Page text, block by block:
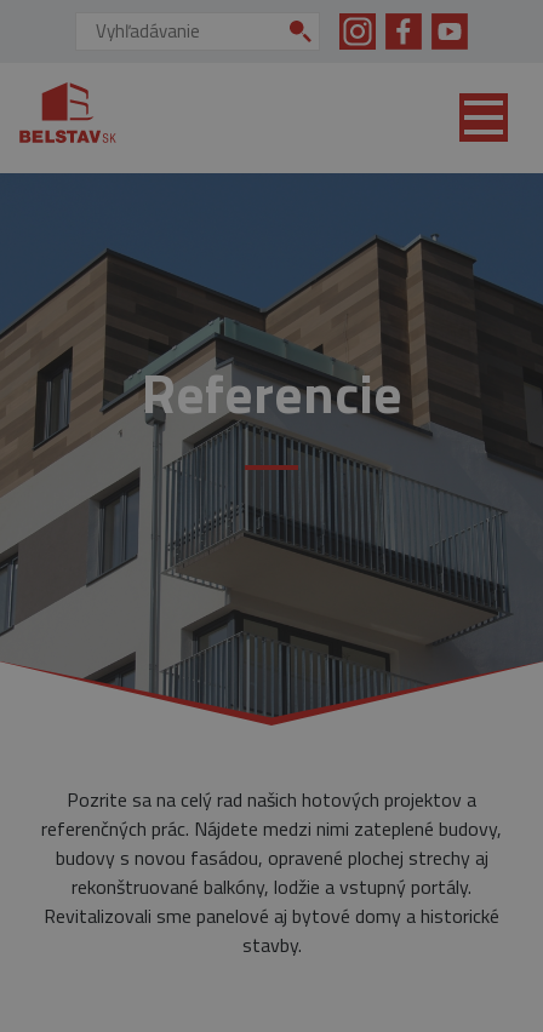
Vyhľadávanie:
Referencie
Pozrite sa na celý rad našich hotových projektov a
referenčných prác. Nájdete medzi nimi zateplené budovy,
budovy s novou fasádou, opravené plochej strechy aj
rekonštruované balkóny, lodžie a vstupný portály.
Revitalizovali sme panelové aj bytové domy a historické
stavby.